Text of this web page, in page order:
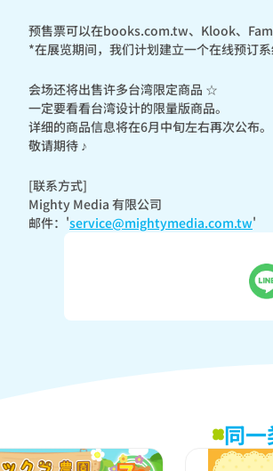
预售票可以在books.com.tw、Klook、
*在展览期间，我们计划建立一个在线预订
会场还将出售许多台湾限定商品 ☆
一定要看看台湾设计的限量版商品。
详细的商品信息将在6月中旬左右再次公布。
敬请期待 ♪
[联系方式]
Mighty Media 有限公司
邮件：'service@mightymedia.com.tw'
同